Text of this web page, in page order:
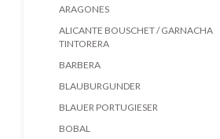
ARAGONES
ALICANTE BOUSCHET / GARNACHA
TINTORERA
BARBERA
BLAUBURGUNDER
BLAUER PORTUGIESER
BOBAL